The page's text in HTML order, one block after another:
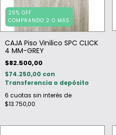
25% OFF
COMPRANDO 2 O MÁS
CAJA Piso Vinilico SPC CLICK
4 MM-GREY
$82.500,00
$74.250,00 con
Transferencia o depósito
6 cuotas sin interés de
$13.750,00